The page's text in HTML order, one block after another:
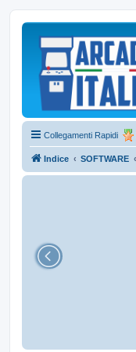
Collegamenti Rapidi
Indice SOFTWARE